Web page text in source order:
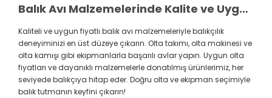
Balık Avı Malzemelerinde Kalite ve Uygun Fiyatlar
Kaliteli ve uygun fiyatlı balık avı malzemeleriyle balıkçılık
deneyiminizi en üst düzeye çıkarın. Olta takımı, olta makinesi ve
olta kamışı gibi ekipmanlarla başarılı avlar yapın. Uygun olta
fiyatları ve dayanıklı malzemelerle donatılmış ürünlerimiz, her
seviyede balıkçıya hitap eder. Doğru olta ve ekipman seçimiyle
balık tutmanın keyfini çıkarın!